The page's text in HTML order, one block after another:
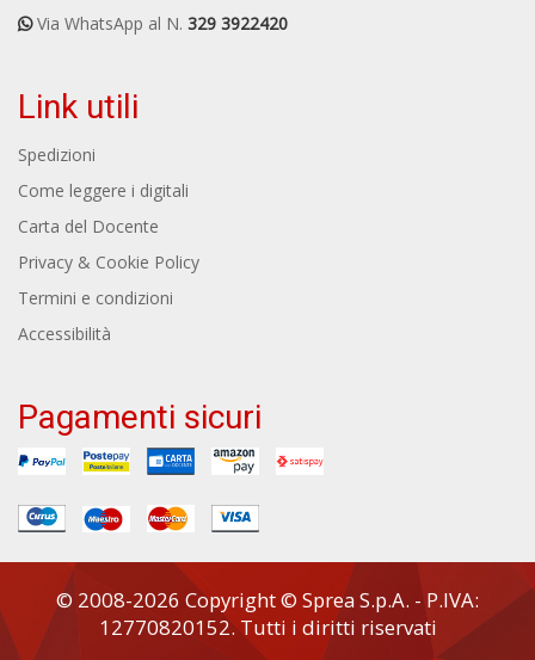
Via WhatsApp al N. 329 3922420
Link utili
Spedizioni
Come leggere i digitali
Carta del Docente
Privacy & Cookie Policy
Termini e condizioni
Accessibilità
Pagamenti sicuri
© 2008-2026 Copyright © Sprea S.p.A. - P.IVA:
12770820152. Tutti i diritti riservati